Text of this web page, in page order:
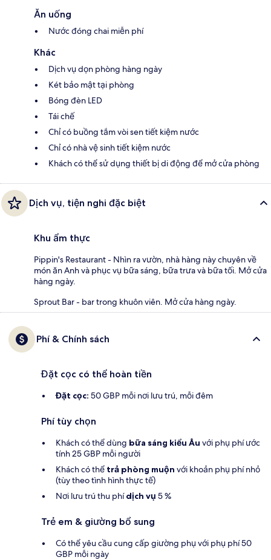
Ăn uống
Nước đóng chai miễn phí
Khác
Dịch vụ dọn phòng hàng ngày
Két bảo mật tại phòng
Bóng đèn LED
Tái chế
Chỉ có buồng tắm vòi sen tiết kiệm nước
Chỉ có nhà vệ sinh tiết kiệm nước
Khách có thể sử dụng thiết bị di động để mở cửa phòng
Dịch vụ, tiện nghi đặc biệt
Khu ẩm thực
Pippin's Restaurant - Nhìn ra vườn, nhà hàng này chuyên về
món ăn Anh và phục vụ bữa sáng, bữa trưa và bữa tối. Mở cửa
hàng ngày.
Sprout Bar - bar trong khuôn viên. Mở cửa hàng ngày.
Phí & Chính sách
Đặt cọc có thể hoàn tiền
Đặt cọc: 50 GBP mỗi nơi lưu trú, mỗi đêm
Phí tùy chọn
Khách có thể dùng bữa sáng kiểu Âu với phụ phí ước
tính 25 GBP mỗi người
Khách có thể trả phòng muộn với khoản phụ phí nhỏ
(tùy theo tình hình thực tế)
Nơi lưu trú thu phídịch vụ 5 %
Trẻ em & giường bổ sung
Có thể yêu cầu cung cấp giường phụ với phụ phí 50
GBP mỗi ngày